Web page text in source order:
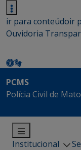
ir para conteúdoir
Ouvidoria
PCMS
Polícia Civil de
Institucional